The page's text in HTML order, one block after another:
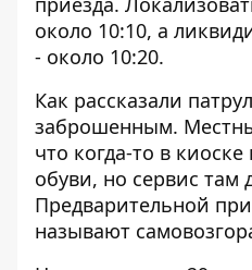
около 10:10, а
- около 10:20.
Как рассказали
заброшенным.
что когда-то в
обуви, но сервис там
Предварительной
называют